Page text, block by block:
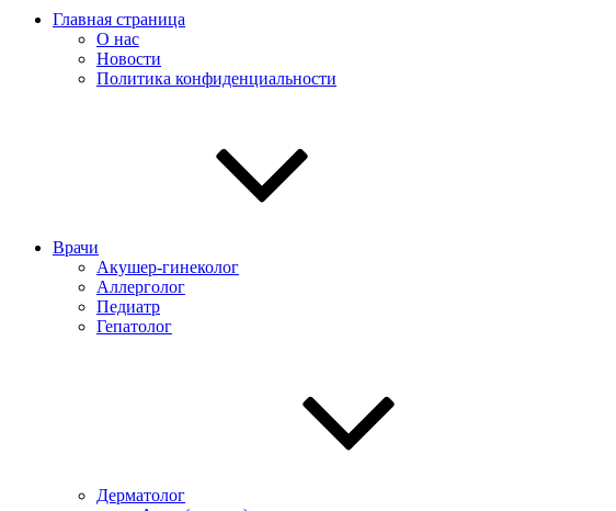
Главная страница
О нас
Новости
Политика конфиденциальности
Врачи
Акушер-гинеколог
Аллерголог
Педиатр
Гепатолог
Дерматолог